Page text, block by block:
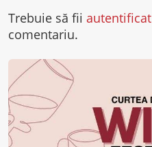
Trebuie să fii autentificat
comentariu.